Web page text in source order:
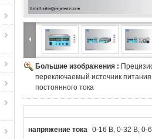
Большие изображения :
переключаемый источник
постоянного тока
напряжение тока 0-16 В, 0-32 В, 0-